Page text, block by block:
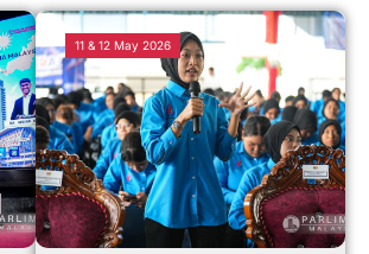
11 & 12 May 2026